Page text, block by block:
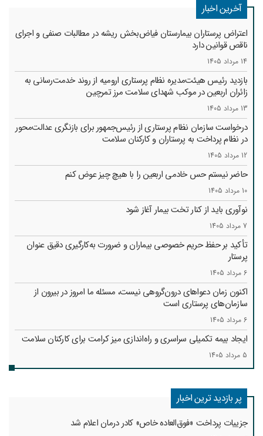
آخرین اخبار
اعتراض پرستاران بیمارستان فیاض‌بخش ریشه در مطالبات صنفی و اجرای
ناقص قوانین دارد
14 مرداد 1405
بازدید رئیس هیئت‌مدیره نظام پرستاری ارومیه از روند خدمت‌رسانی به
زائران اربعین در موکب شهدای سلامت مرز تمرچین
13 مرداد 1405
درخواست سازمان نظام پرستاری از رئیس‌جمهور برای بازنگری عدالت‌محور
در نظام پرداخت به پرستاران و کارکنان سلامت
12 مرداد 1405
حاضر نیستم حس خادمی اربعین را با هیچ چیز عوض کنم
10 مرداد 1405
نوآوری باید از کنار تخت بیمار آغاز شود
7 مرداد 1405
تأکید بر حفظ حریم خصوصی بیماران و ضرورت به‌کارگیری دقیق عنوان
پرستار
6 مرداد 1405
اکنون زمان دعواهای درون‌گروهی نیست، مسئله ما امروز در بیرون از
سازمان‌های پرستاری است
6 مرداد 1405
ایجاد بیمه تکمیلی سراسری و راه‌اندازی میز کرامت برای کارکنان سلامت
5 مرداد 1405
پر بازدید ترین اخبار
جزییات پرداخت «فوق‌العاده خاص» کادر درمان اعلام شد